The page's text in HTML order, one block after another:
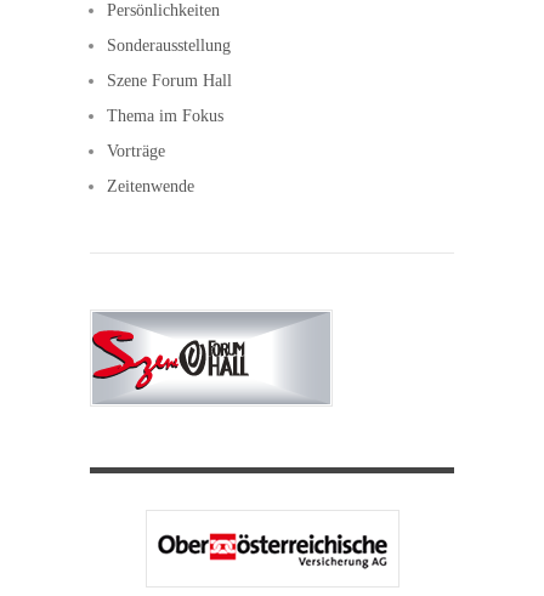
Persönlichkeiten
Sonderausstellung
Szene Forum Hall
Thema im Fokus
Vorträge
Zeitenwende